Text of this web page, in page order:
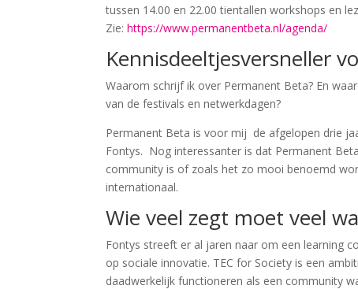
tussen 14.00 en 22.00 tientallen workshops en
Zie:https://www.permanentbeta.nl/agenda/
Kennisdeeltjesversneller
Waarom schrijf ik over Permanent Beta? En
van de festivals en netwerkdagen?
Permanent Beta is voor mij de afgelopen drie
Fontys. Nog interessanter is dat Permanent
community is of zoals het zo mooi benoemd
internationaal.
Wie veel zegt moet veel
Fontys streeft er al jaren naar om een learning
op sociale innovatie. TEC for Society is een
daadwerkelijk functioneren als een community